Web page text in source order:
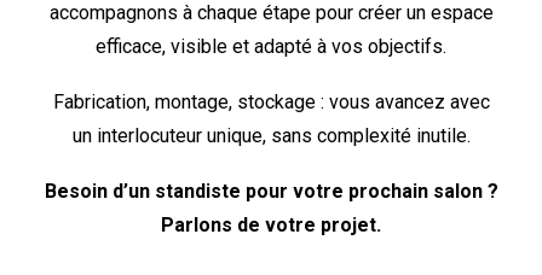
accompagnons à chaque étape pour créer un espace
efficace, visible et adapté à vos objectifs.
Fabrication, montage, stockage : vous avancez avec
un interlocuteur unique, sans complexité inutile.
Besoin d’un standiste pour votre prochain salon ?
Parlons de votre projet.